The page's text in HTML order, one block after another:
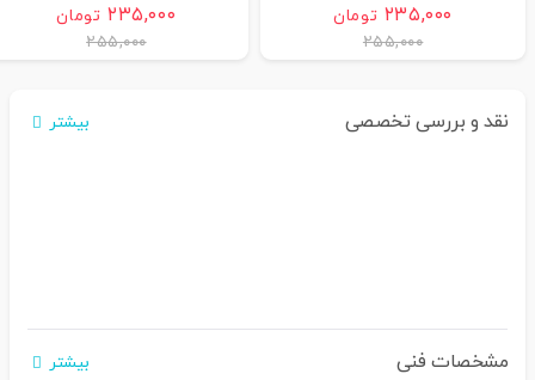
VERIFONE 675
۲۳۵,۰۰۰ تومان
۲۵۵,۰۰۰
NEWPOS 7210
۲۳۵,۰۰۰ تومان
۲۵۵,۰۰۰
نقد و بررسی تخصصی بیشتر
مشخصات فنی بیشتر